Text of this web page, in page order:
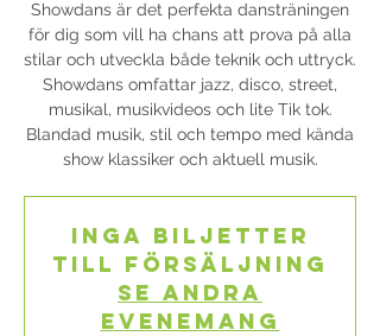
Showdans är det perfekta dansträningen
för dig som vill ha chans att prova på alla
stilar och utveckla både teknik och uttryck.
Showdans omfattar jazz, disco, street,
musikal, musikvideos och lite Tik tok.
Blandad musik, stil och tempo med kända
show klassiker och aktuell musik.
Inga biljetter
till försäljning
Se andra
evenemang